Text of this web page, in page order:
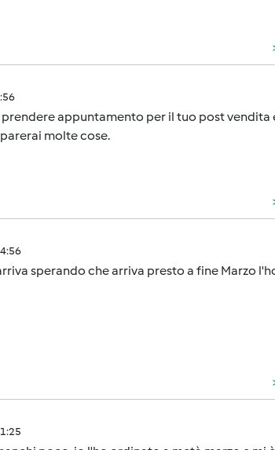
appuntamento per il tuo post vendita
molte cose.
sperando che arriva presto a fine Marzo